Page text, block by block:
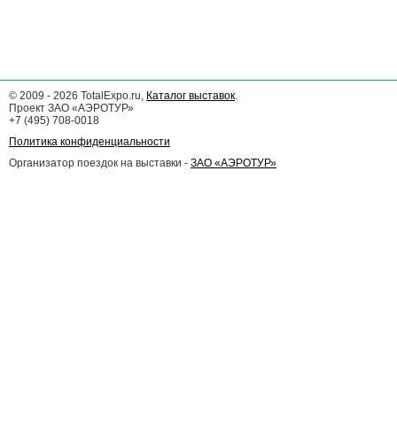
© 2009 - 2026 TotalExpo.ru, Каталог выставок
Проект ЗАО «АЭРОТУР»
+7 (495) 708-0018
Политика конфиденциальности
Организатор поездок на выставки - ЗАО «АЭРОТУР»